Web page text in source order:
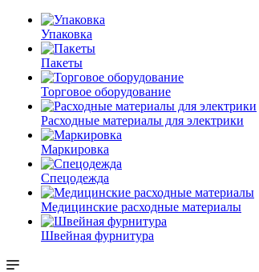
Упаковка
Пакеты
Торговое оборудование
Расходные материалы для электрики
Маркировка
Спецодежда
Медицинские расходные материалы
Швейная фурнитура